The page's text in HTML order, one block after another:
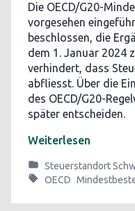
Die OECD/G20-
vorgesehen
beschlossen, die
dem 1. Januar 2024
verhindert, dass
abfliesst. Über die
des OECD/G20-
später entscheiden.
Weiterlesen
Steuerstandort
OECD